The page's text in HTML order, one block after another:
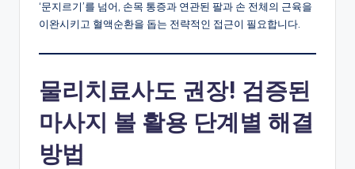
‘문지르기’를 넘어, 손목 통증과 연관된 팔과 손 전체의 근육을
이완시키고 혈액순환을 돕는 전략적인 접근이 필요합니다.
물리치료사도 권장! 검증된
마사지 볼 활용 단계별 해결
방법